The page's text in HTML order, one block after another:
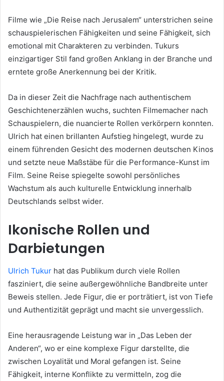
Filme wie „Die Reise nach Jerusalem“ unterstrichen seine
schauspielerischen Fähigkeiten und seine Fähigkeit, sich
emotional mit Charakteren zu verbinden. Tukurs
einzigartiger Stil fand großen Anklang in der Branche und
erntete große Anerkennung bei der Kritik.
Da in dieser Zeit die Nachfrage nach authentischem
Geschichtenerzählen wuchs, suchten Filmemacher nach
Schauspielern, die nuancierte Rollen verkörpern konnten.
Ulrich hat einen brillanten Aufstieg hingelegt, wurde zu
einem führenden Gesicht des modernen deutschen Kinos
und setzte neue Maßstäbe für die Performance-Kunst im
Film. Seine Reise spiegelte sowohl persönliches
Wachstum als auch kulturelle Entwicklung innerhalb
Deutschlands selbst wider.
Ikonische Rollen und
Darbietungen
Ulrich Tukur hat das Publikum durch viele Rollen
fasziniert, die seine außergewöhnliche Bandbreite unter
Beweis stellen. Jede Figur, die er porträtiert, ist von Tiefe
und Authentizität geprägt und macht sie unvergesslich.
Eine herausragende Leistung war in „Das Leben der
Anderen“, wo er eine komplexe Figur darstellte, die
zwischen Loyalität und Moral gefangen ist. Seine
Fähigkeit, interne Konflikte zu vermitteln, zog die